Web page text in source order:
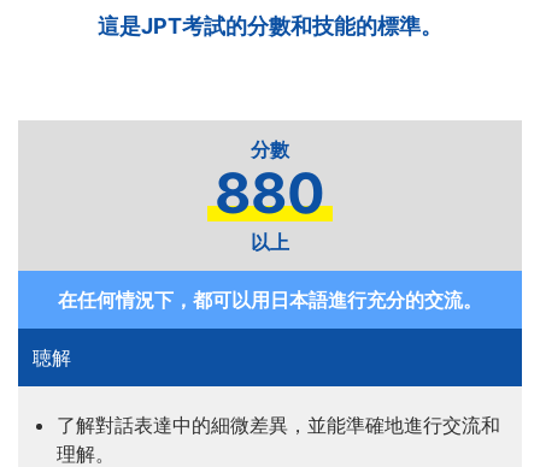
這是JPT考試的分數和技能的標準。
880
以上
在任何情況下，都可以用日本語進行充分的交流。
了解對話表達中的細微差異，並能準確地進行交流和
理解。